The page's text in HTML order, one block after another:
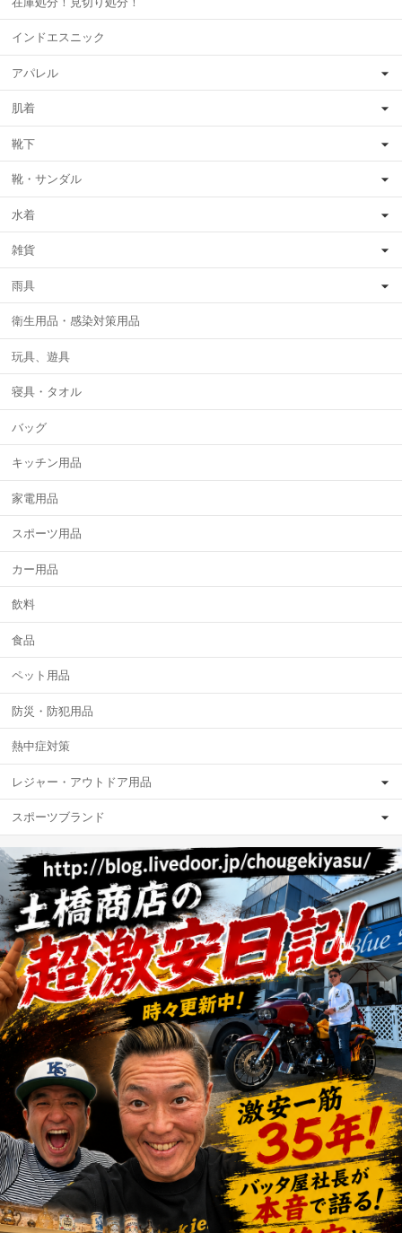
インドエスニック
アパレル
肌着
靴下
靴・サンダル
水着
雑貨
雨具
衛生用品・感染対策用品
玩具、遊具
寝具・タオル
バッグ
キッチン用品
家電用品
スポーツ用品
カー用品
飲料
食品
ペット用品
防災・防犯用品
熱中症対策
レジャー・アウトドア用品
スポーツブランド